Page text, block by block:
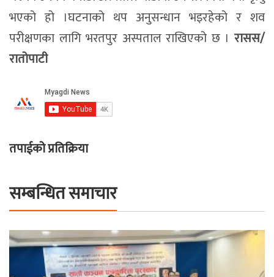
भएको हो ।घटनाको थप अनुसन्धान भइरहेको र शव
परीक्षणका लागि भरतपुर अस्पताल राखिएको छ । रासस/
रातोपाटी
तपाईको प्रतिक्रिया
सम्बन्धित समाचार